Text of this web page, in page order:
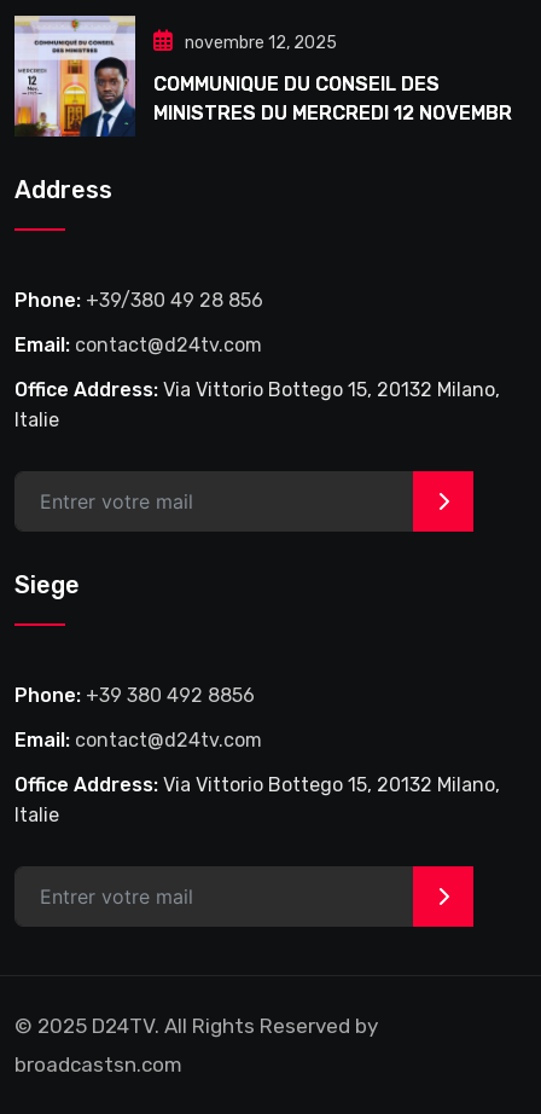
novembre 12, 2025
COMMUNIQUE DU CONSEIL DES
MINISTRES DU MERCREDI 12 NOVEMBRE
Address
Phone: +39/380 49 28 856
Email: contact@d24tv.com
Office Address: Via Vittorio Bottego 15, 20132 Milano,
Italie
>
Siege
Phone: +39 380 492 8856
Email: contact@d24tv.com
Office Address: Via Vittorio Bottego 15, 20132 Milano,
Italie
>
© 2025 D24TV. All Rights Reserved by
broadcastsn.com